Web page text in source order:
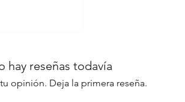
hay reseñas todavía
opinión. Deja la primera reseña.